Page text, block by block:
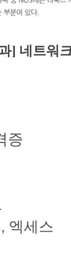
] 네트워
증
엑세스